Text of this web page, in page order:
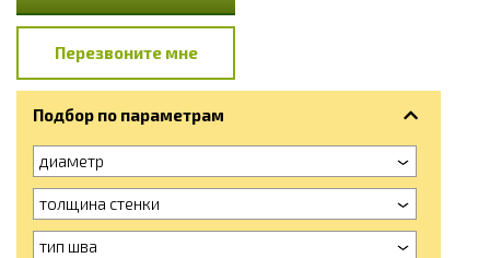
Перезвоните мне
Подбор по параметрам
диаметр
толщина стенки
тип шва